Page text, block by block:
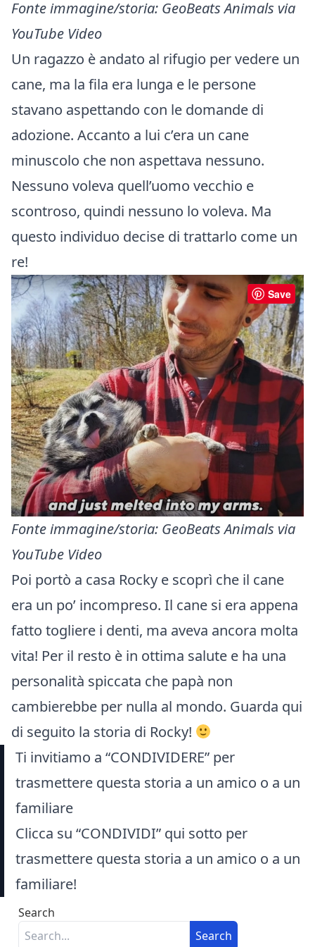
Fonte immagine/storia: GeoBeats Animals via
YouTube Video
Un ragazzo è andato al rifugio per vedere un
cane, ma la fila era lunga e le persone
stavano aspettando con le domande di
adozione. Accanto a lui c’era un cane
minuscolo che non aspettava nessuno.
Nessuno voleva quell’uomo vecchio e
scontroso, quindi nessuno lo voleva. Ma
questo individuo decise di trattarlo come un
re!
Save
Fonte immagine/storia: GeoBeats Animals via
YouTube Video
Poi portò a casa Rocky e scoprì che il cane
era un po’ incompreso. Il cane si era appena
fatto togliere i denti, ma aveva ancora molta
vita! Per il resto è in ottima salute e ha una
personalità spiccata che papà non
cambierebbe per nulla al mondo. Guarda qui
di seguito la storia di Rocky!
Ti invitiamo a “CONDIVIDERE” per
trasmettere questa storia a un amico o a un
familiare
Clicca su “CONDIVIDI” qui sotto per
trasmettere questa storia a un amico o a un
familiare!
Search
Search